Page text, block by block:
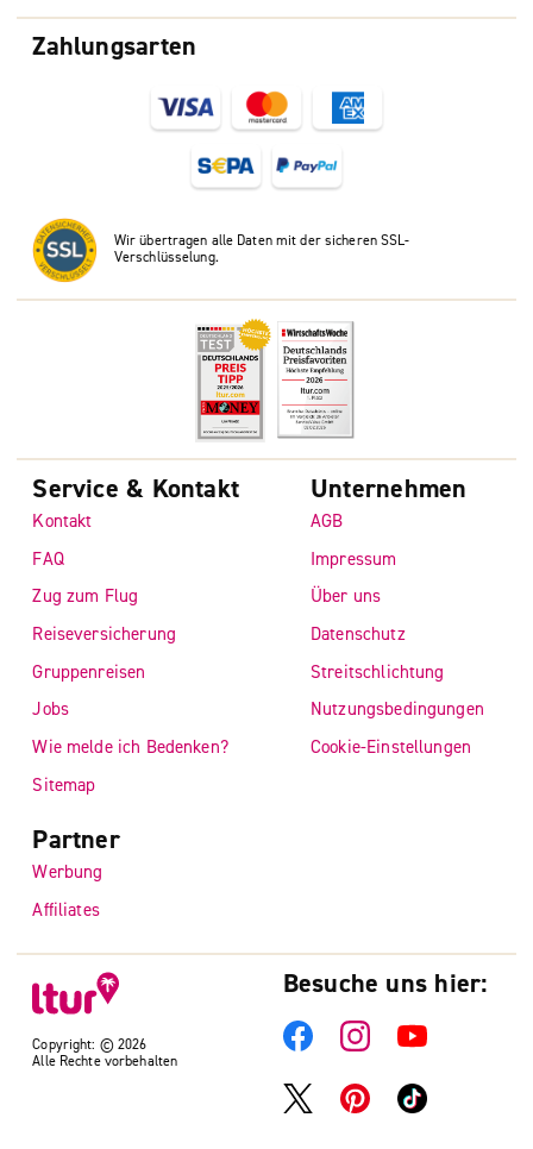
Zahlungsarten
Wir übertragen alle Daten mit der sicheren SSL-
Verschlüsselung.
Copyright: © 2026
Alle Rechte vorbehalten
Service & Kontakt
Kontakt
FAQ
Zug zum Flug
Reiseversicherung
Gruppenreisen
Jobs
Wie melde ich Bedenken?
Sitemap
Unternehmen
AGB
Impressum
Über uns
Datenschutz
Streitschlichtung
Nutzungsbedingungen
Cookie-Einstellungen
Partner
Werbung
Affiliates
Besuche uns hier: